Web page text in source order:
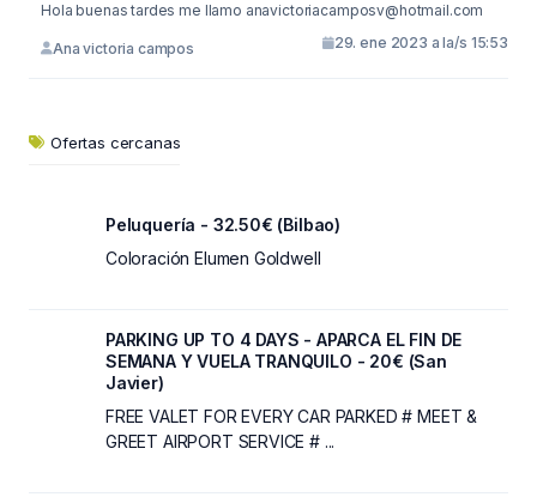
Hola buenas tardes me llamo anavictoriacamposv@hotmail.com
Ana victoria campos 29. ene 2023 a la/s 15:53
Ofertas cercanas
Peluquería - 32.50€ (Bilbao)
Coloración Elumen Goldwell
PARKING UP TO 4 DAYS - APARCA EL FIN DE
SEMANA Y VUELA TRANQUILO - 20€ (San
Javier)
FREE VALET FOR EVERY CAR PARKED # MEET &
GREET AIRPORT SERVICE # ...